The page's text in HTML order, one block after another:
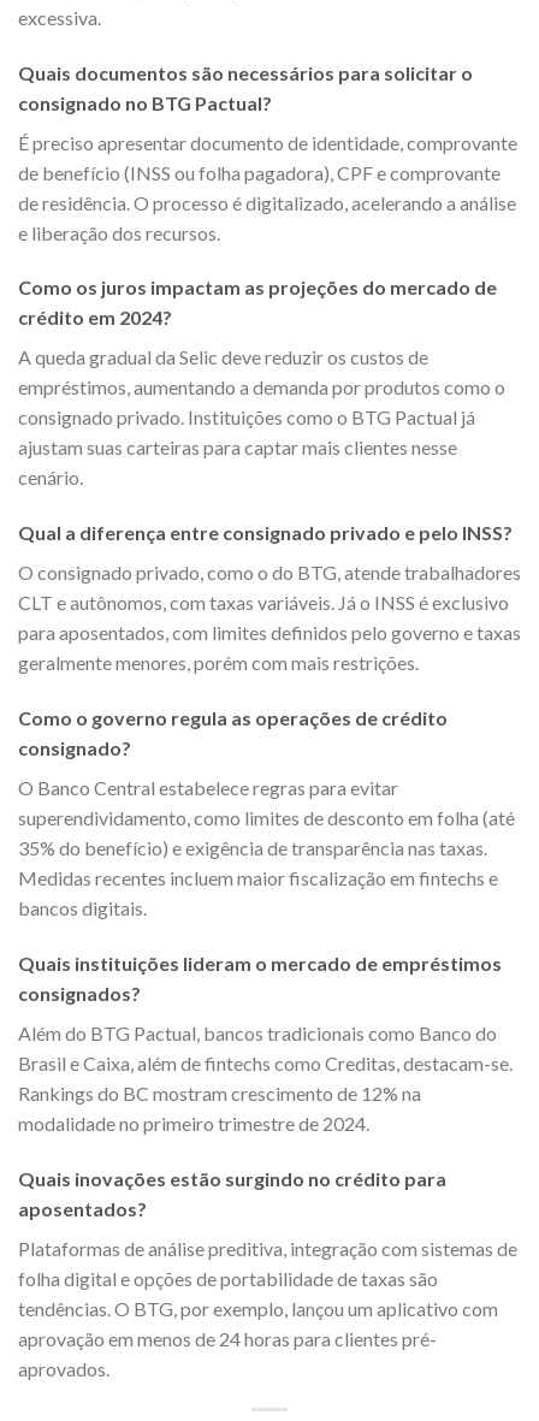
excessiva.
Quais documentos são necessários para solicitar o
consignado no BTG Pactual?
É preciso apresentar documento de identidade, comprovante
de benefício (INSS ou folha pagadora), CPF e comprovante
de residência. O processo é digitalizado, acelerando a análise
e liberação dos recursos.
Como os juros impactam as projeções do mercado de
crédito em 2024?
A queda gradual da Selic deve reduzir os custos de
empréstimos, aumentando a demanda por produtos como o
consignado privado. Instituições como o BTG Pactual já
ajustam suas carteiras para captar mais clientes nesse
cenário.
Qual a diferença entre consignado privado e pelo INSS?
O consignado privado, como o do BTG, atende trabalhadores
CLT e autônomos, com taxas variáveis. Já o INSS é exclusivo
para aposentados, com limites definidos pelo governo e taxas
geralmente menores, porém com mais restrições.
Como o governo regula as operações de crédito
consignado?
O Banco Central estabelece regras para evitar
superendividamento, como limites de desconto em folha (até
35% do benefício) e exigência de transparência nas taxas.
Medidas recentes incluem maior fiscalização em fintechs e
bancos digitais.
Quais instituições lideram o mercado de empréstimos
consignados?
Além do BTG Pactual, bancos tradicionais como Banco do
Brasil e Caixa, além de fintechs como Creditas, destacam-se.
Rankings do BC mostram crescimento de 12% na
modalidade no primeiro trimestre de 2024.
Quais inovações estão surgindo no crédito para
aposentados?
Plataformas de análise preditiva, integração com sistemas de
folha digital e opções de portabilidade de taxas são
tendências. O BTG, por exemplo, lançou um aplicativo com
aprovação em menos de 24 horas para clientes pré-
aprovados.